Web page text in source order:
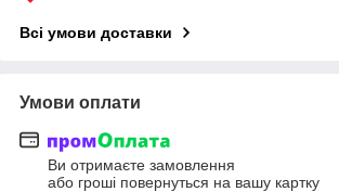
Всі умови доставки
Умови оплати
Ви отримаєте замовлення
або гроші повернуться на вашу картку